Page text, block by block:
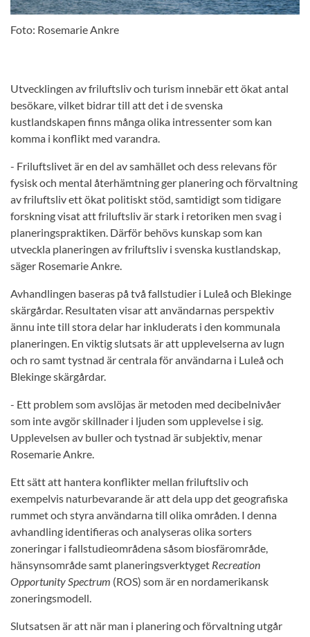
Foto: Rosemarie Ankre
Utvecklingen av friluftsliv och turism innebär ett ökat antal
besökare, vilket bidrar till att det i de svenska
kustlandskapen finns många olika intressenter som kan
komma i konflikt med varandra.
- Friluftslivet är en del av samhället och dess relevans för
fysisk och mental återhämtningger planering och förvaltning
avfriluftslivett ökat politisktstöd, samtidigt som tidigare
forskning visat attfriluftsliv är stark i retoriken men svag i
planeringspraktiken. Därför behövs kunskap som kan
utveckla planeringen av friluftsliv i svenska kustlandskap,
säger Rosemarie Ankre.
Avhandlingen baseras på två fallstudier i Luleå och Blekinge
skärgårdar. Resultaten visar att användarnas perspektiv
ännu inte till stora delar har inkluderats i den kommunala
planeringen. En viktig slutsats är att upplevelserna av lugn
och ro samt tystnad är centrala för användarna i Luleå och
Blekinge skärgårdar.
- Ett problem som avslöjas är metoden med decibelnivåer
som inte avgör skillnader i ljuden som upplevelse i sig.
Upplevelsen av buller och tystnad är subjektiv, menar
Rosemarie Ankre.
Ett sätt att hantera konflikter mellan friluftsliv och
exempelvis naturbevarande är att dela upp det geografiska
rummet och styra användarna till olika områden. I denna
avhandling identifieras och analyseras olika sorters
zoneringar i fallstudieområdena såsom biosfärområde,
hänsynsområde samt planeringsverktyget Recreation
Opportunity Spectrum (ROS) som är en nordamerikansk
zoneringsmodell.
Slutsatsen är att när man i planering och förvaltning utgår